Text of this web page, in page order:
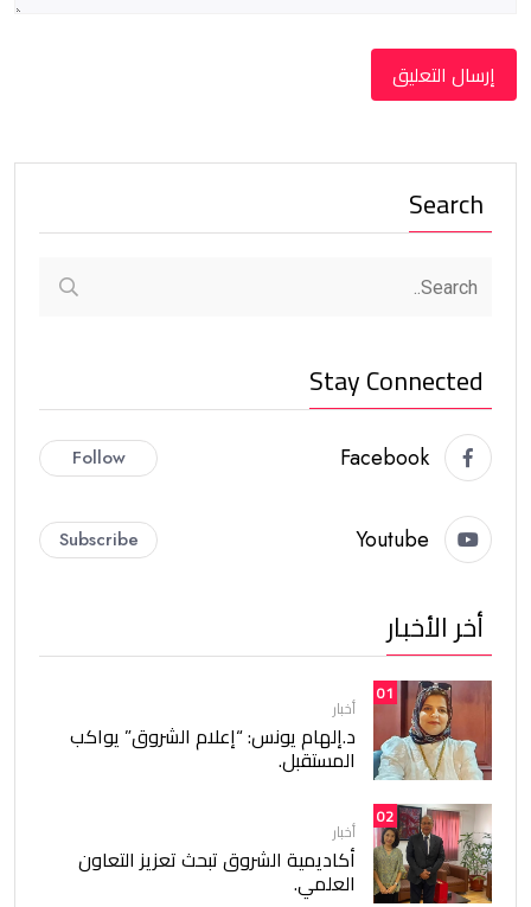
Search
Stay Connected
Facebook
Follow
Youtube
Subscribe
أخر الأخبار
01
أخبار
د.إلهام يونس: “إعلام الشروق” يواكب
المستقبل.
02
أخبار
أكاديمية الشروق تبحث تعزيز التعاون
العلمي.